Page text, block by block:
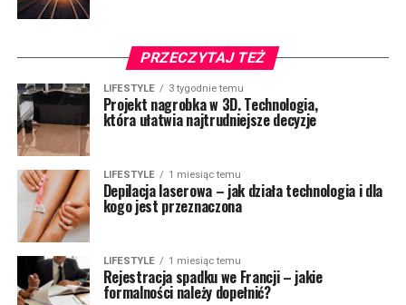
PRZECZYTAJ TEŻ
LIFESTYLE 3 tygodnie temu
Projekt nagrobka w 3D. Technologia,
która ułatwia najtrudniejsze decyzje
LIFESTYLE 1 miesiąc temu
Depilacja laserowa – jak działa technologia i dla
kogo jest przeznaczona
LIFESTYLE 1 miesiąc temu
Rejestracja spadku we Francji – jakie
formalności należy dopełnić?